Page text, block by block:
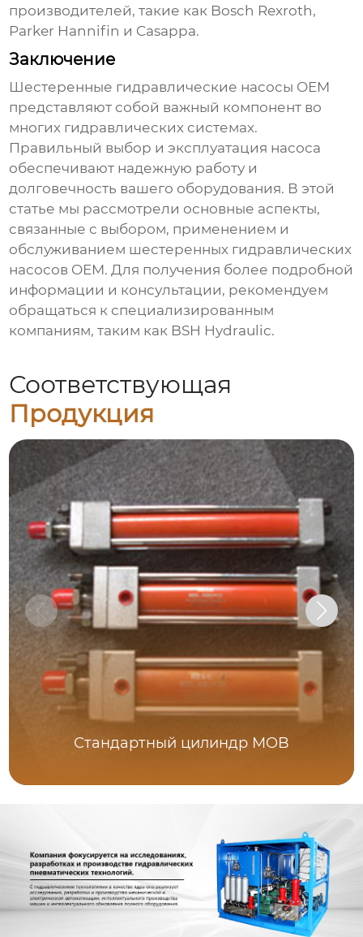
производителей, такие как Bosch Rexroth,
Parker Hannifin и Casappa.
Заключение
Шестеренные гидравлические насосы OEM
представляют собой важный компонент во
многих гидравлических системах.
Правильный выбор и эксплуатация насоса
обеспечивают надежную работу и
долговечность вашего оборудования. В этой
статье мы рассмотрели основные аспекты,
связанные с выбором, применением и
обслуживанием шестеренных гидравлических
насосов OEM. Для получения более подробной
информации и консультации, рекомендуем
обращаться к специализированным
компаниям, таким как BSH Hydraulic.
Соответствующая
Продукция
Стандартный цилиндр MOB